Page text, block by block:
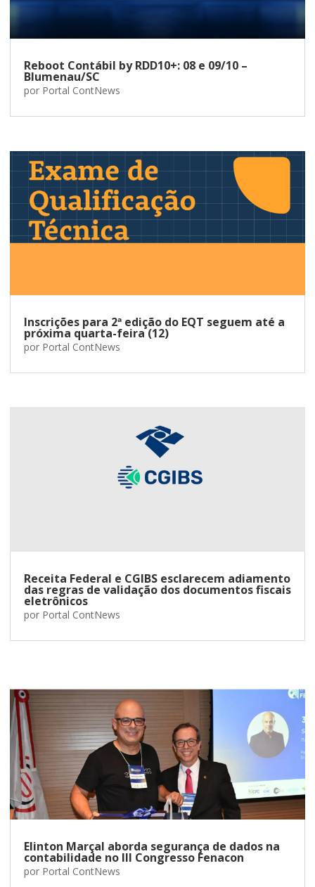
Reboot Contábil by RDD10+: 08 e 09/10 –
Blumenau/SC
por Portal ContNews
Inscrições para 2ª edição do EQT seguem até a
próxima quarta-feira (12)
por Portal ContNews
Receita Federal e CGIBS esclarecem adiamento
das regras de validação dos documentos fiscais
eletrônicos
por Portal ContNews
Elinton Marçal aborda segurança de dados na
contabilidade no III Congresso Fenacon
por Portal ContNews